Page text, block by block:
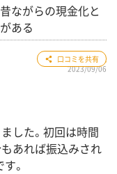
ながらの現金化と
ある
口コミを共有 2
2023/09/06
した。初回は時間
あれば振込みされ
。